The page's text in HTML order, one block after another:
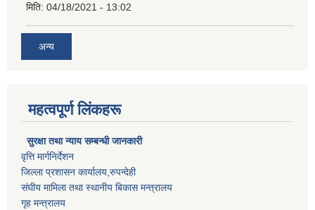
मिति: 04/18/2021 - 13:02
अन्य
महत्वपूर्ण लिंकहरू
सुरक्षा तथा न्याय सम्बन्धी जानकारी
वृत्ति मार्गनिर्देशन
जिल्ला प्रशासन कार्यालय,रुपन्देही
संघीय मामिला तथा स्थानीय बिकास मन्त्रालय
गृह मन्त्रालय